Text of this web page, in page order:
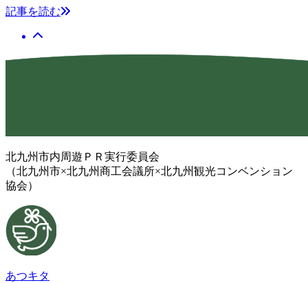
記事を読む
北九州市内周遊ＰＲ実行委員会
（北九州市×北九州商工会議所×北九州観光コンベンション
協会）
あつキタ